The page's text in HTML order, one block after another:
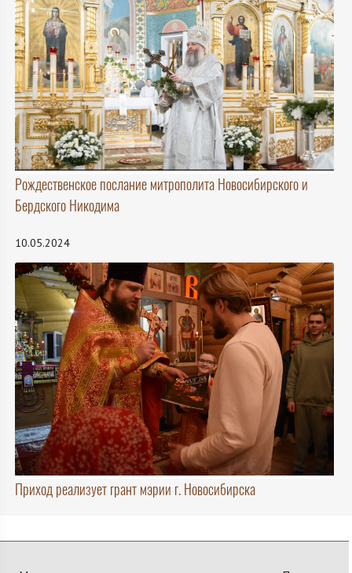
Рождественское послание митрополита Новосибирского и
Бердского Никодима
10.05.2024
Приход реализует грант мэрии г. Новосибирска